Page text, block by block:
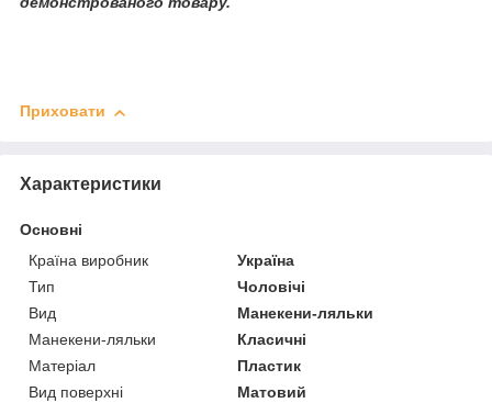
Приховати
Характеристики
Основні
Країна виробник
Україна
Тип
Чоловічі
Вид
Манекени-ляльки
Манекени-ляльки
Класичні
Матеріал
Пластик
Вид поверхні
Матовий